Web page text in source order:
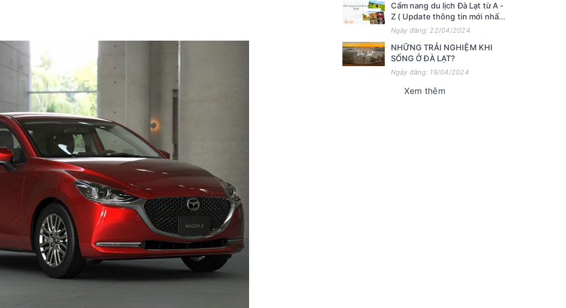
Cẩm nang du lịch Đà Lạt từ A -
Z ( Update thông tin mới nhất
2024 )
Ngày đăng: 22/04/2024
NHỮNG TRẢI NGHIỆM KHI
SỐNG Ở ĐÀ LẠT?
Ngày đăng: 19/04/2024
Xem thêm